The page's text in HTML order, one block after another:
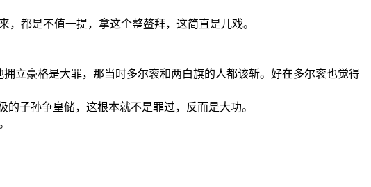
都是不值一提，拿这个整鳌拜，这简直是儿戏。
豪格是大罪，那当时多尔衮和两白旗的人都该斩。好在多尔衮也觉得
子孙争皇储，这根本就不是罪过，反而是大功。